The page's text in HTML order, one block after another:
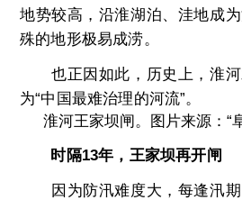
地势较高，沿淮湖泊、洼地成
殊的地形极易成涝。
也正因如此，历史上，淮河
为“中国最难治理的河流”。
淮河王家坝闸。图片来源：“
时隔13年，王家坝再开闸
因为防汛难度大，每逢汛期